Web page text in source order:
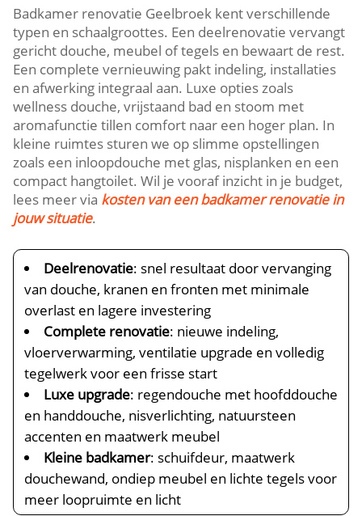
Badkamer renovatie Geelbroek kent verschillende
typen en schaalgroottes. Een deelrenovatie vervangt
gericht douche, meubel of tegels en bewaart de rest.
Een complete vernieuwing pakt indeling, installaties
en afwerking integraal aan. Luxe opties zoals
wellness douche, vrijstaand bad en stoom met
aromafunctie tillen comfort naar een hoger plan. In
kleine ruimtes sturen we op slimme opstellingen
zoals een inloopdouche met glas, nisplanken en een
compact hangtoilet. Wil je vooraf inzicht in je budget,
lees meer via kosten van een badkamer renovatie in
jouw situatie.
Deelrenovatie: snel resultaat door vervanging
van douche, kranen en fronten met minimale
overlast en lagere investering
Complete renovatie: nieuwe indeling,
vloerverwarming, ventilatie upgrade en volledig
tegelwerk voor een frisse start
Luxe upgrade: regendouche met hoofddouche
en handdouche, nisverlichting, natuursteen
accenten en maatwerk meubel
Kleine badkamer: schuifdeur, maatwerk
douchewand, ondiep meubel en lichte tegels voor
meer loopruimte en licht